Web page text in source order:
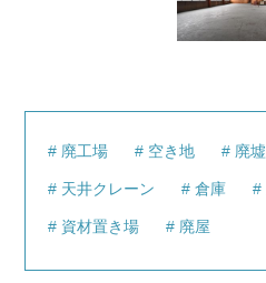
廃工場 空き地 廃墟
天井クレーン 倉庫
資材置き場 廃屋